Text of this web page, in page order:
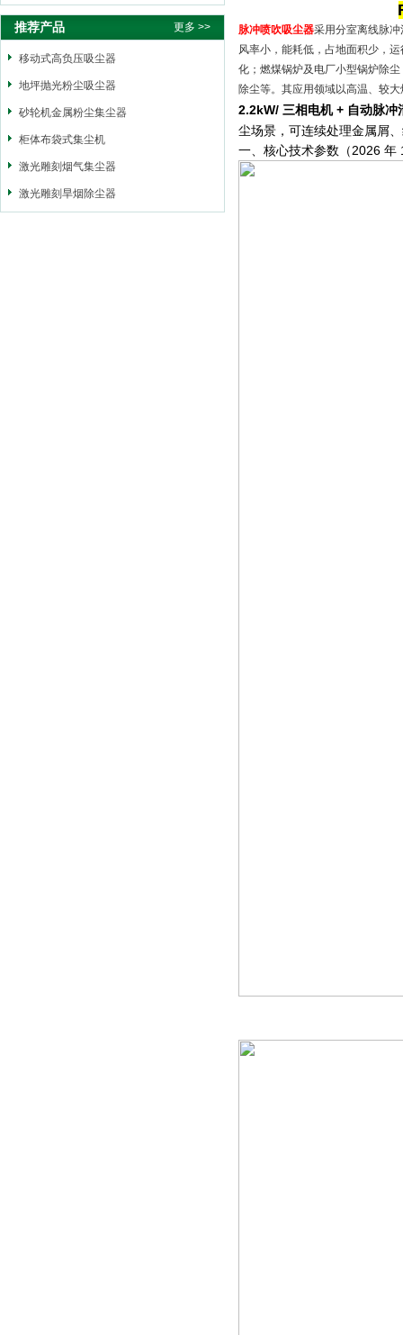
推荐产品 更多 >>
移动式高负压吸尘器
地坪抛光粉尘吸尘器
砂轮机金属粉尘集尘器
柜体布袋式集尘机
激光雕刻烟气集尘器
激光雕刻旱烟除尘器
脉冲喷吹吸尘器采用分室离线脉
风率小，能耗低，占地面积少，
化；燃煤锅炉及电厂小型锅炉除
除尘等。其应用领域以高温、较
2.2kW/ 三相电机 + 自动脉
尘场景，可连续处理金属屑
一、核心技术参数（2026 年